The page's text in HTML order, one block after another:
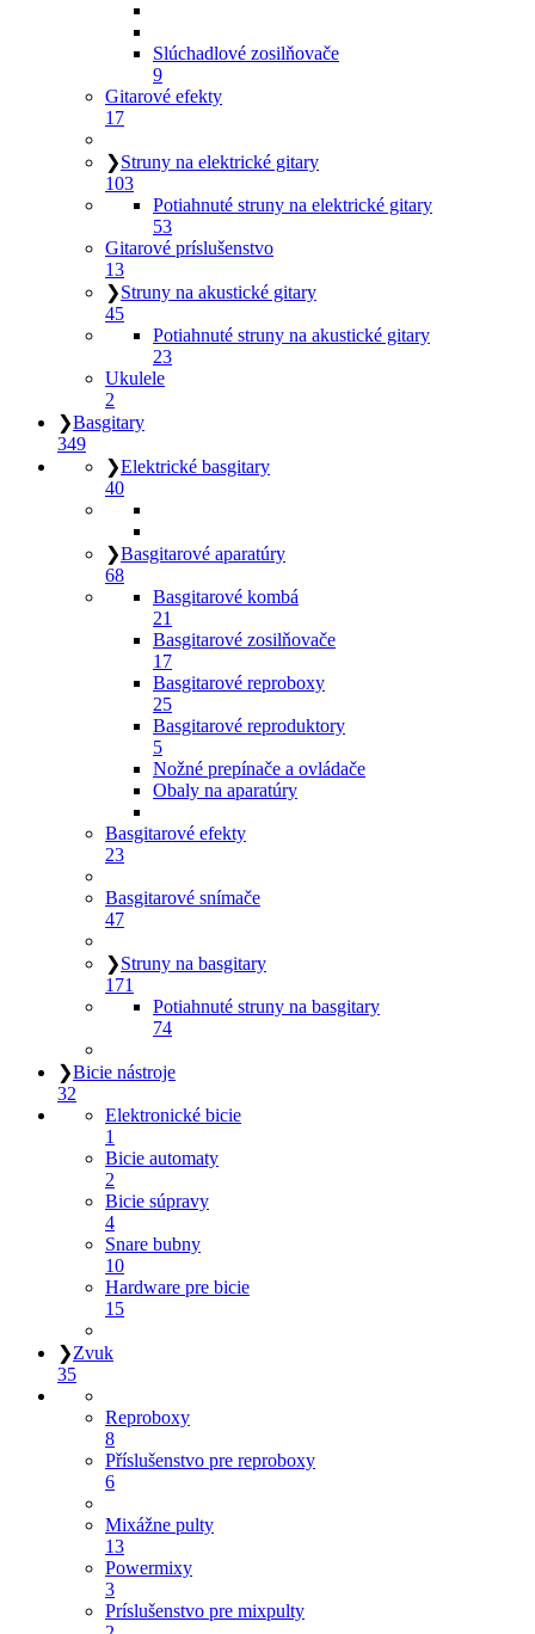
Slúchadlové zosilňovače
9
Gitarové efekty
17
❯Struny na elektrické gitary
103
Potiahnuté struny na elektrické gitary
53
Gitarové príslušenstvo
13
❯Struny na akustické gitary
45
Potiahnuté struny na akustické gitary
23
Ukulele
2
❯Basgitary
349
❯Elektrické basgitary
40
❯Basgitarové aparatúry
68
Basgitarové kombá
21
Basgitarové zosilňovače
17
Basgitarové reproboxy
25
Basgitarové reproduktory
5
Nožné prepínače a ovládače
Obaly na aparatúry
Basgitarové efekty
23
Basgitarové snímače
47
❯Struny na basgitary
171
Potiahnuté struny na basgitary
74
❯Bicie nástroje
32
Elektronické bicie
1
Bicie automaty
2
Bicie súpravy
4
Snare bubny
10
Hardware pre bicie
15
❯Zvuk
35
Reproboxy
8
Příslušenstvo pre reproboxy
6
Mixážne pulty
13
Powermixy
3
Príslušenstvo pre mixpulty